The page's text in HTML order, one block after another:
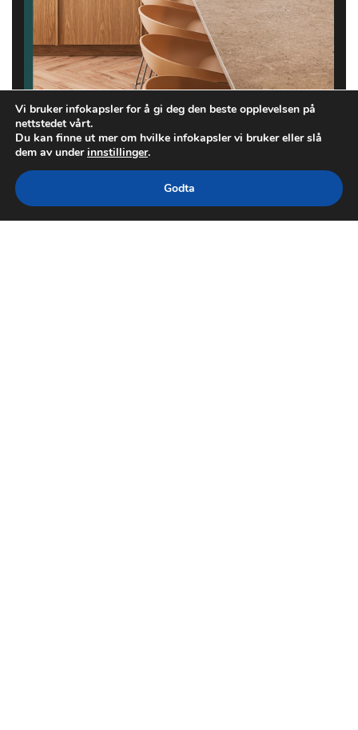
Vi bruker infokapsler for å gi deg den beste opplevelsen på
nettstedet vårt.
Du kan finne ut mer om hvilke infokapsler vi bruker eller slå
dem av underinnstillinger.
Godta